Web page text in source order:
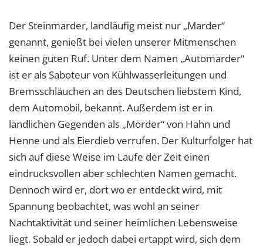
Der Steinmarder, landläufig meist nur „Marder“
genannt, genießt bei vielen unserer Mitmenschen
keinen guten Ruf. Unter dem Namen „Automarder“
ist er als Saboteur von Kühlwasserleitungen und
Bremsschläuchen an des Deutschen liebstem Kind,
dem Automobil, bekannt. Außerdem ist er in
ländlichen Gegenden als „Mörder“ von Hahn und
Henne und als Eierdieb verrufen. Der Kulturfolger hat
sich auf diese Weise im Laufe der Zeit einen
eindrucksvollen aber schlechten Namen gemacht.
Dennoch wird er, dort wo er entdeckt wird, mit
Spannung beobachtet, was wohl an seiner
Nachtaktivität und seiner heimlichen Lebensweise
liegt. Sobald er jedoch dabei ertappt wird, sich dem
Name:
cookie_consent
Zweck:
Dieser Cookie speichert die ausgewählten
Einverständnis-Optionen des Benutzers
Cookie Laufzeit:
1 Jahr
EXTERNE MEDIEN
Um Inhalte von Videoplattformen und Social Media
diesen externen Medien Cookies gesetzt.
YouTube